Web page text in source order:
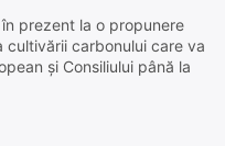
prezent la o propunere
carbonului care va
și Consiliului până la